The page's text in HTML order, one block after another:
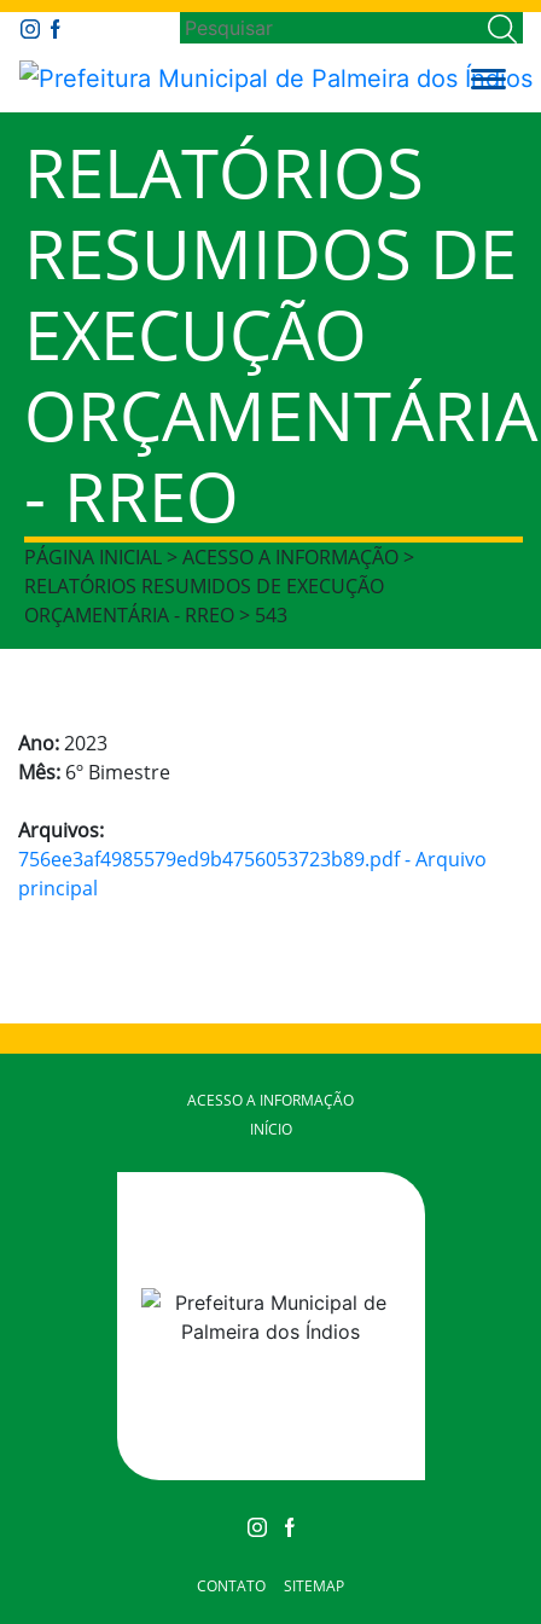
RELATÓRIOS
RESUMIDOS DE
EXECUÇÃO
ORÇAMENTÁRIA
- RREO
PÁGINA INICIAL > ACESSO A INFORMAÇÃO >
RELATÓRIOS RESUMIDOS DE EXECUÇÃO
ORÇAMENTÁRIA - RREO > 543
Ano:2023
Mês: 6º Bimestre
Arquivos:
756ee3af4985579ed9b4756053723b89.pdf - Arquivo
principal
ACESSO A INFORMAÇÃO
INÍCIO
CONTATO SITEMAP